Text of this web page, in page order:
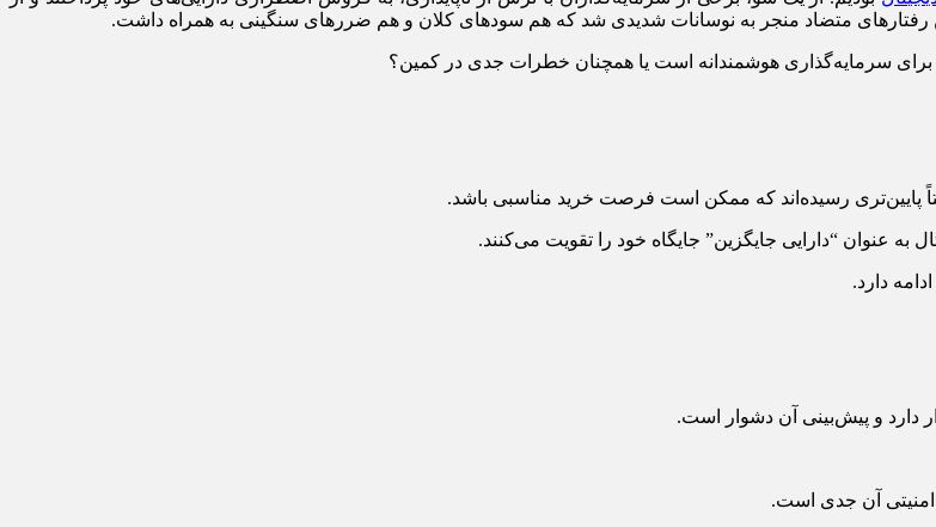
این رفتارهای متضاد منجر به نوسانات شدیدی شد که هم سود‌های کلان و هم ضررهای سنگینی به همراه داشت.
برای سرمایه‌گذاری هوشمندانه است یا همچنان خطرات جدی در کمین؟
پایین‌تری رسیده‌اند که ممکن است فرصت خرید مناسبی باشد.
به عنوان “دارایی جایگزین” جایگاه خود را تقویت می‌کنند.
دارد.
دارد و پیش‌بینی آن دشوار است.
امنیتی آن جدی است.